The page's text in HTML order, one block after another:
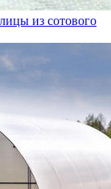
из сотового